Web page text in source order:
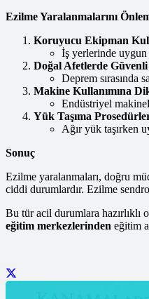
Ezilme Yaralanmalarını
Koruyucu Ekipman
İş yerlerinde
Doğal Afetlerde
Deprem sırasında
Makine Kullanımına
Endüstriyel
Yük Taşıma
Ağır yük taşırken
Sonuç
Ezilme yaralanmaları, doğru
ciddi durumlardır. Ezilme
Bu tür acil durumlara
eğitim merkezlerinden eğitim